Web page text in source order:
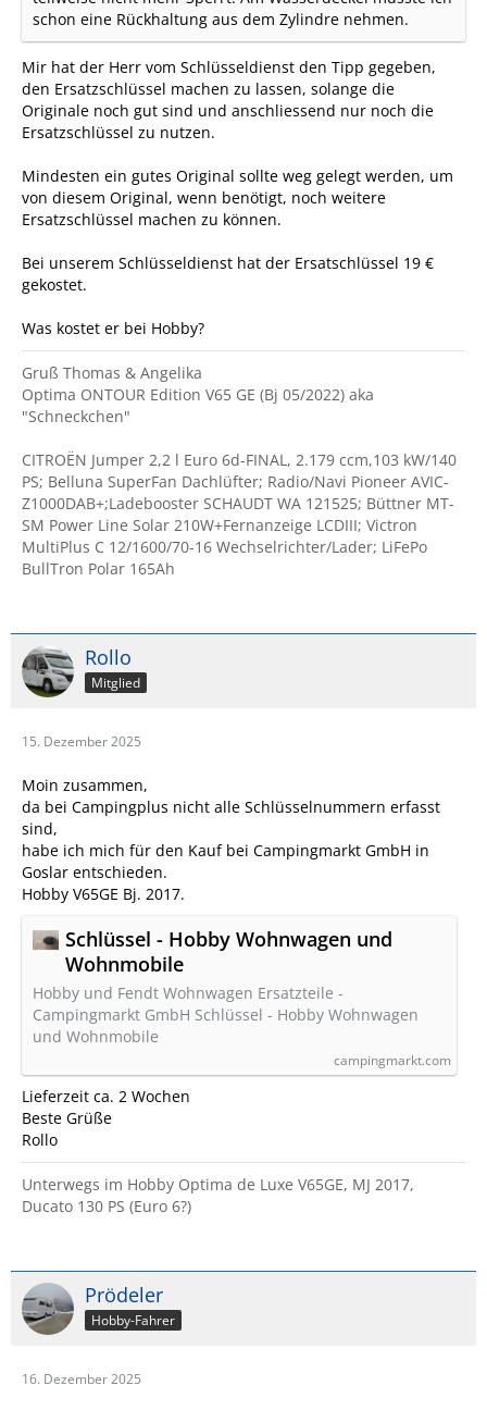
schon eine Rückhaltung aus dem Zylindre nehmen.
Mir hat der Herr vom Schlüsseldienst den Tipp gegeben,
den Ersatzschlüssel machen zu lassen, solange die
Originale noch gut sind und anschliessend nur noch die
Ersatzschlüssel zu nutzen.
Mindesten ein gutes Original sollte weg gelegt werden, um
von diesem Original, wenn benötigt, noch weitere
Ersatzschlüssel machen zu können.
Bei unserem Schlüsseldienst hat der Ersatschlüssel 19 €
gekostet.
Was kostet er bei Hobby?
Gruß Thomas & Angelika
Optima ONTOUR Edition V65 GE (Bj 05/2022) aka
"Schneckchen"
CITROËN Jumper 2,2 l Euro 6d-FINAL, 2.179 ccm,103 kW/140
PS; Belluna SuperFan Dachlüfter; Radio/Navi Pioneer AVIC-
Z1000DAB+;Ladebooster SCHAUDT WA 121525; Büttner MT-
SM Power Line Solar 210W+Fernanzeige LCDIII; Victron
MultiPlus C 12/1600/70-16 Wechselrichter/Lader; LiFePo
BullTron Polar 165Ah
Rollo
Mitglied
15. Dezember 2025
Moin zusammen,
da bei Campingplus nicht alle Schlüsselnummern erfasst
sind,
habe ich mich für den Kauf bei Campingmarkt GmbH in
Goslar entschieden.
Hobby V65GE Bj. 2017.
Schlüssel - Hobby Wohnwagen und
Wohnmobile
Hobby und Fendt Wohnwagen Ersatzteile -
Campingmarkt GmbH Schlüssel - Hobby Wohnwagen
und Wohnmobile
campingmarkt.com
Lieferzeit ca. 2 Wochen
Beste Grüße
Rollo
Unterwegs im Hobby Optima de Luxe V65GE, MJ 2017,
Ducato 130 PS (Euro 6?)
Prödeler
Hobby-Fahrer
16. Dezember 2025